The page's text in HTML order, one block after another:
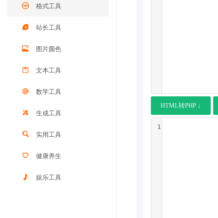
格式工具
站长工具
图片颜色
文本工具
数学工具
生成工具
实用工具
健康养生
娱乐工具
HTML转PHP ↓
1